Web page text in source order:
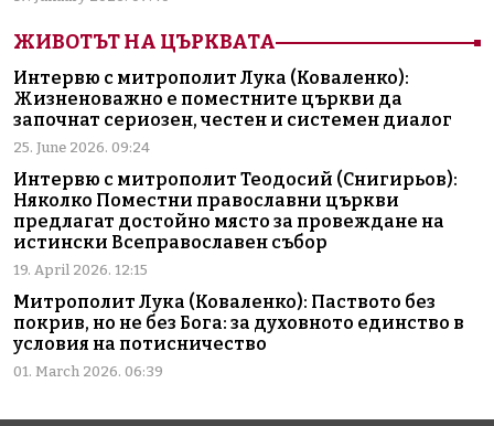
ЖИВОТЪТ НА ЦЪРКВАТА
Интервю с митрополит Лука (Коваленко):
Жизненоважно е поместните църкви да
започнат сериозен, честен и системен диалог
25. June 2026. 09:24
Интервю с митрополит Теодосий (Снигирьов):
Няколко Поместни православни църкви
предлагат достойно място за провеждане на
истински Всеправославен събор
19. April 2026. 12:15
Митрополит Лука (Коваленко): Паството без
покрив, но не без Бога: за духовното единство в
условия на потисничество
01. March 2026. 06:39